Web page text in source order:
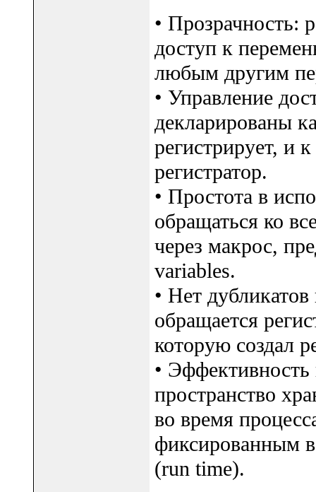
• Прозрачность:
доступ к
любым другим
• Управление
декларированы
регистрирует, и
регистратор.
• Простота в
обращаться ко
через макрос,
variables.
• Нет
обращается
которую создал
• Эффективность
пространство
во время
фиксированным
(run time).